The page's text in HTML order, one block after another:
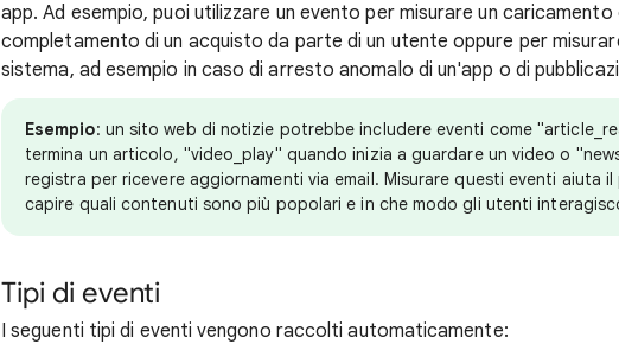
app. Ad esempio, puoi utilizzare un evento per misurare un caricamento
completamento di un acquisto da parte di un utente oppure per
sistema, ad esempio in caso di arresto anomalo di un'app o di
Esempio: un sito web di notizie potrebbe includere eventi come
termina un articolo, "video_play" quando inizia a guardare un video o
registra per ricevere aggiornamenti via email. Misurare questi eventi aiuta
capire quali contenuti sono più popolari e in che modo gli utenti
Tipi di eventi
I seguenti tipi di eventi vengono raccolti automaticamente: